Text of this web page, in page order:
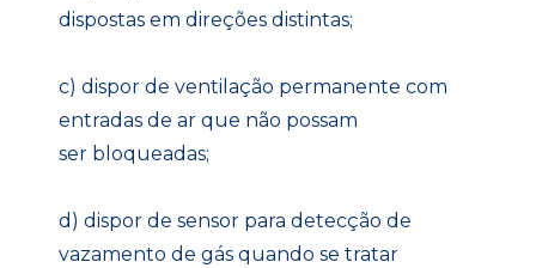
dispostas em direções distintas;
c) dispor de ventilação permanente com
entradas de ar que não possam
ser bloqueadas;
d) dispor de sensor para detecção de
vazamento de gás quando se tratar